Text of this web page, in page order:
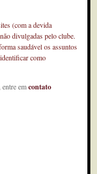
(com a devida
divulgadas pelo clube.
saudável os assuntos
como
entre emcontato